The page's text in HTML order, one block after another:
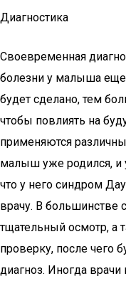
Диагностика
Своевременная
болезни у малыша еще
будет сделано, тем
чтобы повлиять на
применяются
малыш уже родился, и
что у него синдром
врачу. В большинстве
тщательный осмотр, а
проверку, после чего
диагноз. Иногда врачи